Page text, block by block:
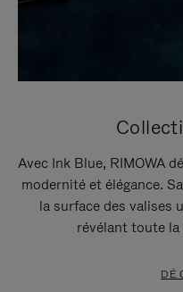
Avec Ink Blue, RIMOWA
modernité et élégance.
la surface des valises
révélant toute la